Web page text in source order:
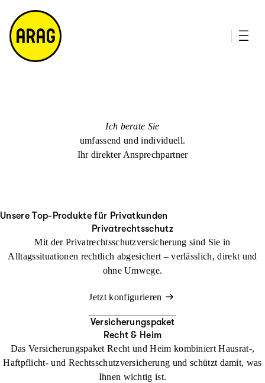
m
a
p
Ich berate Sie
umfassend und individuell.
Ihr direkter Ansprechpartner
Unsere Top-Produkte für Privatkunden
Privatrechtsschutz
Mit der Privatrechtsschutzversicherung sind Sie in
Alltagssituationen rechtlich abgesichert – verlässlich, direkt und
ohne Umwege.
Jetzt konfigurieren
Versicherungspaket
Recht & Heim
Das Versicherungspaket Recht und Heim kombiniert Hausrat-,
Haftpflicht- und Rechtsschutzversicherung und schützt damit, was
Ihnen wichtig ist.